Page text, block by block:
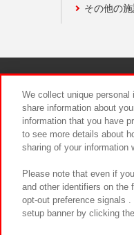
その他の
We collect unique
share information about
information that you have
to see more details about
sharing of your information
Please note that even if
and other identifiers on the
opt-out preference signals
setup banner by clicking